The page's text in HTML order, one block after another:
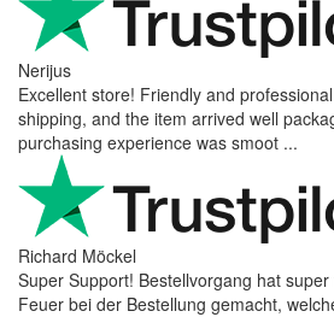
Nerijus
Excellent store! Friendly and
shipping, and the item arrived well
purchasing experience was smoot ...
Richard Möckel
Super Support! Bestellvorgang hat
Feuer bei der Bestellung gemacht,